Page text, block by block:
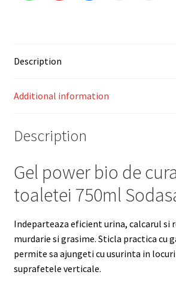
Description
Additional information
Description
Gel power bio de
toaletei 750ml
Indeparteaza eficient urina, calcarul si
murdarie si grasime. Sticla practica cu
permite sa ajungeti cu usurinta in
suprafetele verticale.